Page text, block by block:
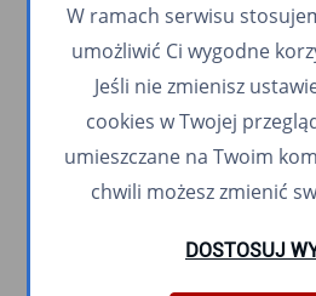
W ramach serwisu
umożliwić Ci wygodne
Jeśli nie zmienisz
cookies w Twojej
umieszczane na Twoim
chwili możesz zmienić
DOSTOSUJ